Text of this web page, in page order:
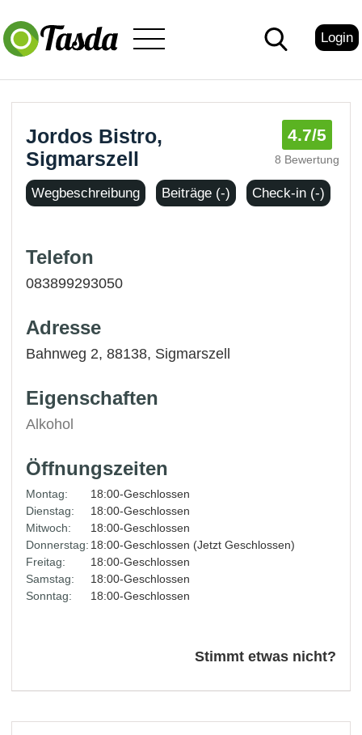
Login
Jordos Bistro,
Sigmarszell
4.7/5
8 Bewertung
Wegbeschreibung Beiträge (-) Check-in (-)
Telefon
083899293050
Adresse
Bahnweg 2, 88138, Sigmarszell
Eigenschaften
Alkohol
Öffnungszeiten
Montag:
18:00-Geschlossen
Dienstag:
18:00-Geschlossen
Mitwoch:
18:00-Geschlossen
Donnerstag: 18:00-Geschlossen (Jetzt Geschlossen)
Freitag:
18:00-Geschlossen
Samstag:
18:00-Geschlossen
Sonntag:
18:00-Geschlossen
Stimmt etwas nicht?